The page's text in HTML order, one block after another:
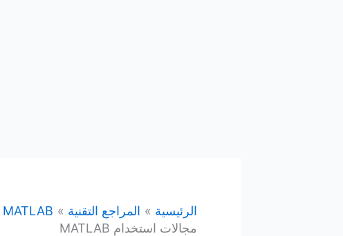
الرئيسية المراجع التقنية MATLAB
مجالات استخدام MATLAB